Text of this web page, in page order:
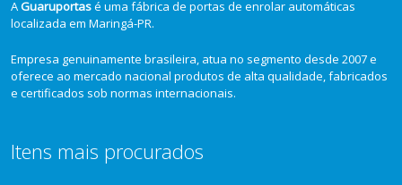
AGuaruportasé uma fábrica de portas de enrolar automáticas
localizada em Maringá-PR.
Empresa genuinamente brasileira, atua no segmento desde 2007 e
oferece ao mercado nacional produtos de alta qualidade, fabricados
e certificados sob normas internacionais.
Itens mais procurados